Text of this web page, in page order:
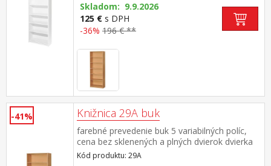
Skladom: 9.9.2026
125 € s DPH
-36% 196 € **
-41% Knižnica 29A buk
farebné prevedenie buk 5 variabilných políc,
cena bez sklenených a plných dvierok dvierka
30A možno ku knižnici dokúpiť
Kód produktu: 29A